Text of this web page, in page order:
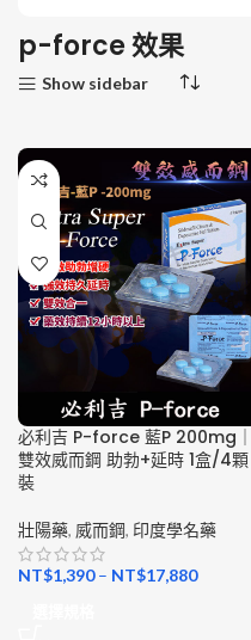
p-force 效果
Show sidebar
必利吉 P-force 藍P 200mg｜
雙效威而鋼 助勃+延時 1盒/4顆
裝
壯陽藥, 威而鋼, 印度學名藥
NT$1,390– NT$17,880